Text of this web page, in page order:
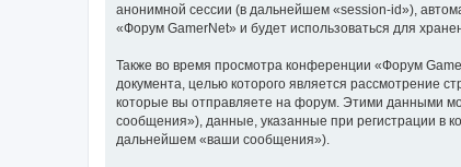
анонимной сессии (в дальнейшем «session-id»),
«Форум GamerNet» и будет использоваться для
Также во время просмотра конференции «Форум
документа, целью которого является рассмотрение
которые вы отправляете на форум. Этими данными
сообщения»), данные, указанные при регистрации в
дальнейшем «ваши сообщения»).